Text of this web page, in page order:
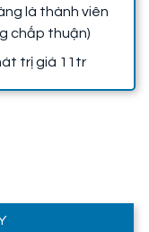
là thành viên
chấp thuận)
trị giá 11tr